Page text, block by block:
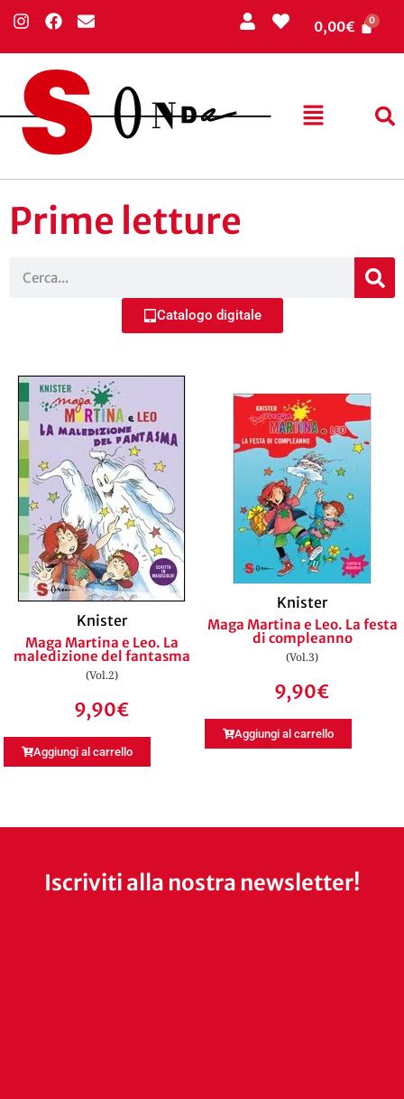
0,00€
Prime letture
Catalogo digitale
Knister
Maga Martina e Leo. La
maledizione del fantasma
(Vol.2)
9,90€
Aggiungi al carrello
Knister
Maga Martina e Leo. La festa
di compleanno
(Vol.3)
9,90€
Aggiungi al carrello
Iscriviti alla nostra newsletter!